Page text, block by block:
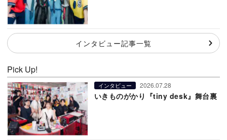
インタビュー記事一覧
Pick Up!
インタビュー 2026.07.28
いきものがかり『tiny desk』舞台裏